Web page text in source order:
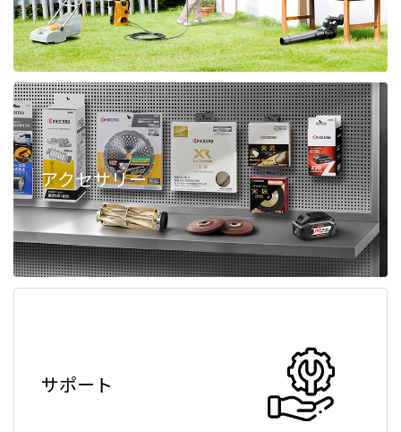
アクセサリー
サポート